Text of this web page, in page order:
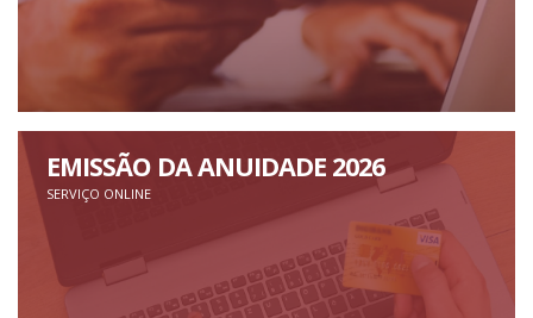
EMISSÃO DA ANUIDADE 2026
SERVIÇO ONLINE